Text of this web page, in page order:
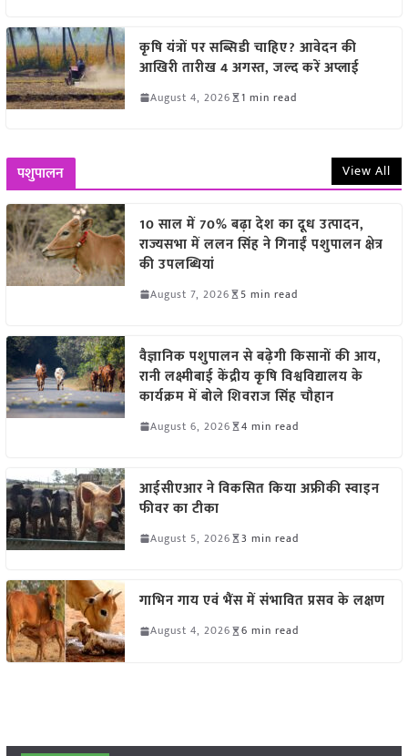
कृषि यंत्रों पर सब्सिडी चाहिए? आवेदन की
आखिरी तारीख 4 अगस्त, जल्द करें अप्लाई
August 4, 2026 1 min read
पशुपालन View All
10 साल में 70% बढ़ा देश का दूध उत्पादन,
राज्यसभा में ललन सिंह ने गिनाईं पशुपालन क्षेत्र
की उपलब्धियां
August 7, 2026 5 min read
वैज्ञानिक पशुपालन से बढ़ेगी किसानों की आय,
रानी लक्ष्मीबाई केंद्रीय कृषि विश्वविद्यालय के
कार्यक्रम में बोले शिवराज सिंह चौहान
August 6, 2026 4 min read
आईसीएआर ने विकसित किया अफ्रीकी स्वाइन
फीवर का टीका
August 5, 2026 3 min read
गाभिन गाय एवं भैंस में संभावित प्रसव के लक्षण
August 4, 2026 6 min read